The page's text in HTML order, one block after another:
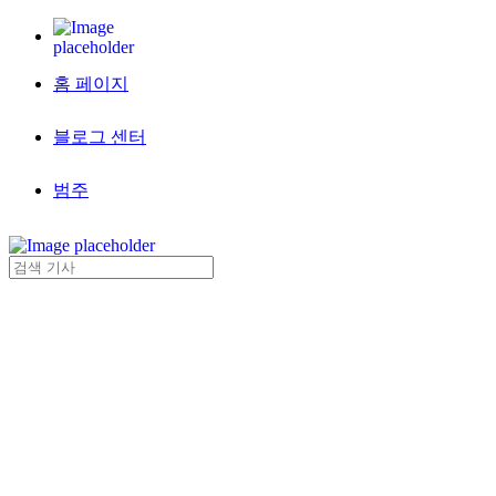
홈 페이지
블로그 센터
범주